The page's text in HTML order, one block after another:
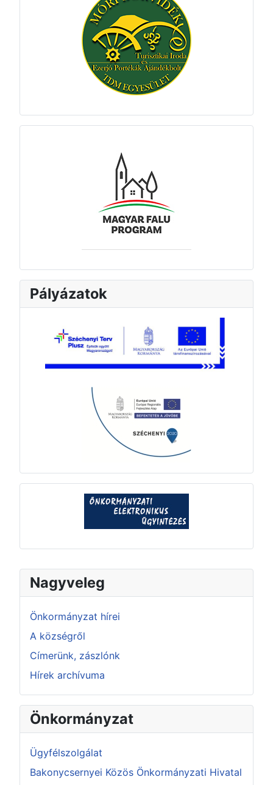
Nagyveleg
Önkormányzat hírei
A községről
Címerünk, zászlónk
Hírek archívuma
Önkormányzat
Ügyfélszolgálat
Bakonycsernyei Közös Önkormányzati Hivatal
Pályázatok